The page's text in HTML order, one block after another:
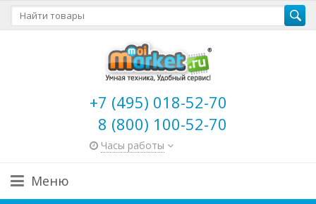
+7 (495) 018-52-70
8 (800) 100-52-70
Часы работы
Меню